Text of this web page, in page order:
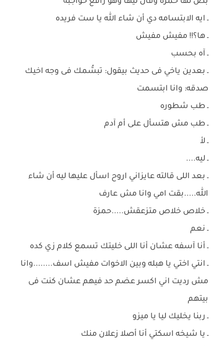
ـ ايه الابتسامه دي أن شاء الله يا ست فريده
ـ ها؟!! مفيش مفيش
ـ آه بحسب
ـ بعدين ياخي فى حديث بيقول: تبسُّمك فى وجه اخيك
صدقه: وانا ابتسمت
ـ طب شطوره
ـ طب مش هتسأل على أم آدم
ـ لأ
ـ ليه....
ـ بعد اللى قالته عايزاني اروح اسأل عليها ليه أن شاء
الله.....بقت امي وانا مش عارف
ـ خلاص خلاص متزعقش.....حمزة
ـ نعم
ـ أنا آسفه عشان أنا اللى خليتك تسمع كلام زي كده
ـ انتي اختي يا هبله وبين الاخوات مفيش اسف........وانا
مش رديت اني اكسر عضم حد فيهم عشان كنت فى
بيتهم
ـ ربنا يخليك ليا يا ميزو
ـ يا شيخه اسكتي أنا أصلا زعلان منك